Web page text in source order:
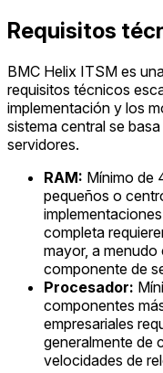
Requisitos
BMC Helix ITSM es
requisitos técnicos
implementación y los
sistema central se
servidores.
RAM: Mínimo de
pequeños o
completa
mayor, a
componente de
Procesador:
componentes
empresariales
generalmente de
velocidades de